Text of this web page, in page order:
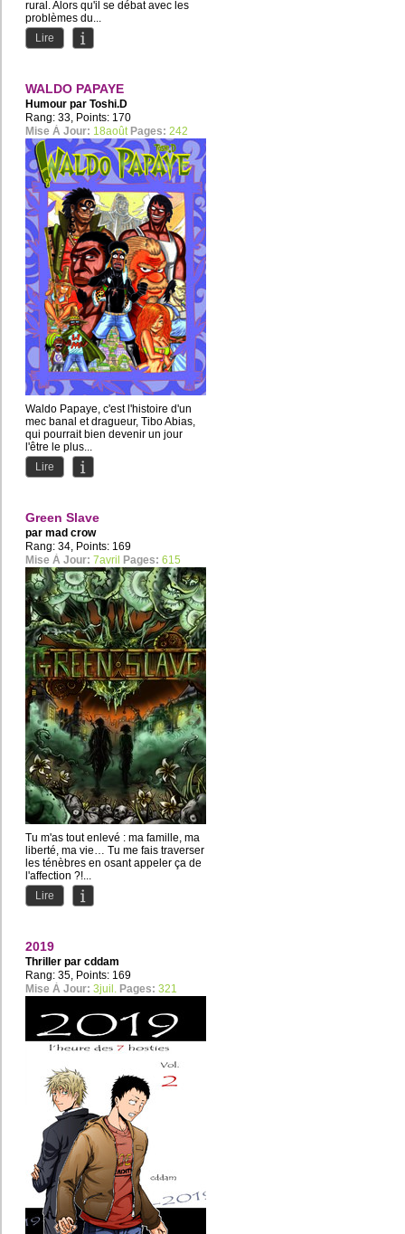
rural. Alors qu'il se débat avec les
problèmes du...
Lire
WALDO PAPAYE
Humour par Toshi.D
Rang: 33, Points: 170
Mise À Jour: 18août Pages: 242
Waldo Papaye, c'est l'histoire d'un
mec banal et dragueur, Tibo Abias,
qui pourrait bien devenir un jour
l'être le plus...
Lire
Green Slave
par mad crow
Rang: 34, Points: 169
Mise À Jour: 7avril Pages: 615
Tu m'as tout enlevé : ma famille, ma
liberté, ma vie… Tu me fais traverser
les ténèbres en osant appeler ça de
l'affection ?!...
Lire
2019
Thriller par cddam
Rang: 35, Points: 169
Mise À Jour: 3juil. Pages: 321